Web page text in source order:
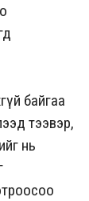
байгаа
тээвэр,
нь